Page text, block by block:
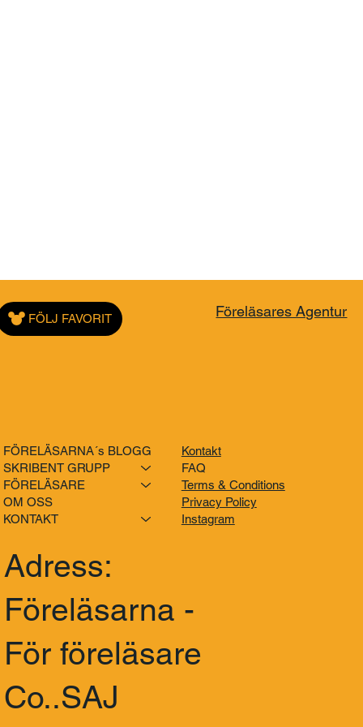
Föreläsares Agentur
FÖLJ FAVORIT
FÖRELÄSARNA´s BLOGG
SKRIBENT GRUPP
FÖRELÄSARE
OM OSS
KONTAKT
Adress:
Föreläsarna -
För föreläsare
Co..SAJ
Kontakt
FAQ
Terms & Conditions
Privacy Policy
Instagram